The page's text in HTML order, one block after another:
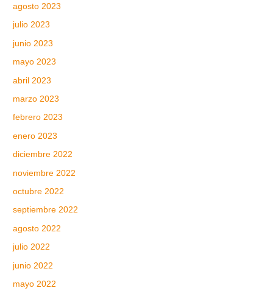
agosto 2023
julio 2023
junio 2023
mayo 2023
abril 2023
marzo 2023
febrero 2023
enero 2023
diciembre 2022
noviembre 2022
octubre 2022
septiembre 2022
agosto 2022
julio 2022
junio 2022
mayo 2022